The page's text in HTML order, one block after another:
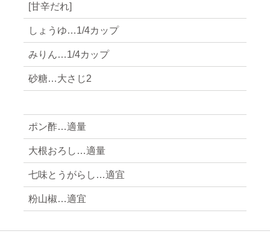
[甘辛だれ]
しょうゆ…1/4カップ
みりん…1/4カップ
砂糖…大さじ2
ポン酢…適量
大根おろし…適量
七味とうがらし…適宜
粉山椒…適宜